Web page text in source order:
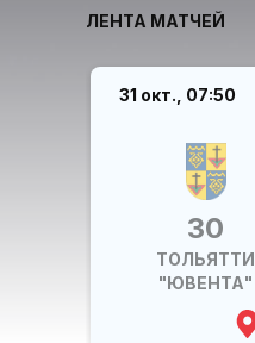
ЛЕНТА МАТЧЕЙ
31 окт., 07:50
30
ТОЛЬЯТТИ
"ЮВЕНТА"